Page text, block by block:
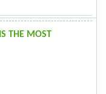
THE MOST